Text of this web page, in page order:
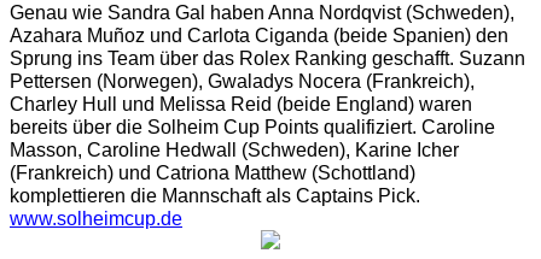
Genau wie Sandra Gal haben Anna Nordqvist (Schweden),
Azahara Muñoz und Carlota Ciganda (beide Spanien) den
Sprung ins Team über das Rolex Ranking geschafft. Suzann
Pettersen (Norwegen), Gwaladys Nocera (Frankreich),
Charley Hull und Melissa Reid (beide England) waren
bereits über die Solheim Cup Points qualifiziert. Caroline
Masson, Caroline Hedwall (Schweden), Karine Icher
(Frankreich) und Catriona Matthew (Schottland)
komplettieren die Mannschaft als Captains Pick.
www.solheimcup.de